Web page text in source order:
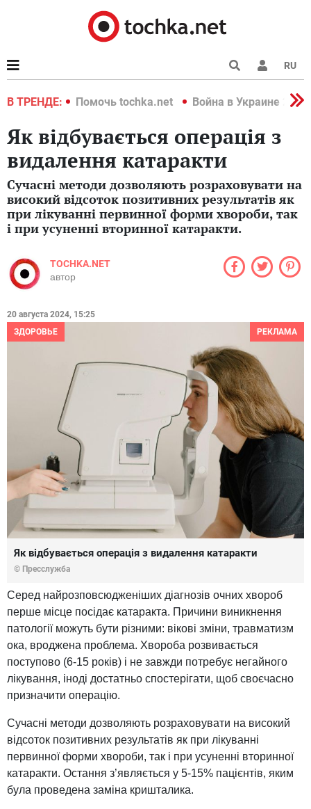
RU
В ТРЕНДЕ:
2022 Помочь tochka.net Война в Украине 2022
Як відбувається операція з
видалення катаракти
Сучасні методи дозволяють розраховувати на
високий відсоток позитивних результатів як
при лікуванні первинної форми хвороби, так
і при усуненні вторинної катаракти.
TOCHKA.NET
автор
20 августа 2024, 15:25
ЗДОРОВЬЕ
РЕКЛАМА
Як відбувається операція з видалення катаракти
© Пресслужба
Серед найрозповсюдженіших діагнозів очних хвороб
перше місце посідає катаракта. Причини виникнення
патології можуть бути різними: вікові зміни, травматизм
ока, вроджена проблема. Хвороба розвивається
поступово (6-15 років) і не завжди потребує негайного
лікування, іноді достатньо спостерігати, щоб своєчасно
призначити операцію.
Сучасні методи дозволяють розраховувати на високий
відсоток позитивних результатів як при лікуванні
первинної форми хвороби, так і при усуненні вторинної
катаракти. Остання з’являється у 5-15% пацієнтів, яким
була проведена заміна кришталика.